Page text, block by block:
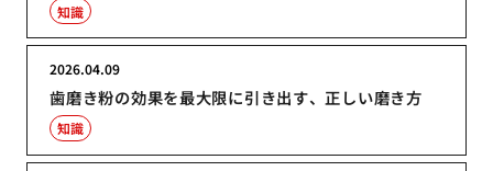
知識
歯磨き粉の効果を最大限に引き出す、正しい磨き方
2026.04.09
知識